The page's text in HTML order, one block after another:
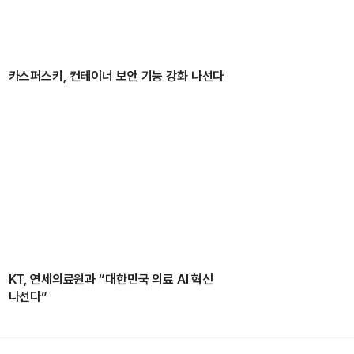
카스퍼스키, 컨테이너 보안 기능 강화 나선다
KT, 연세의료원과 “대한민국 의료 AI 혁신
나선다”